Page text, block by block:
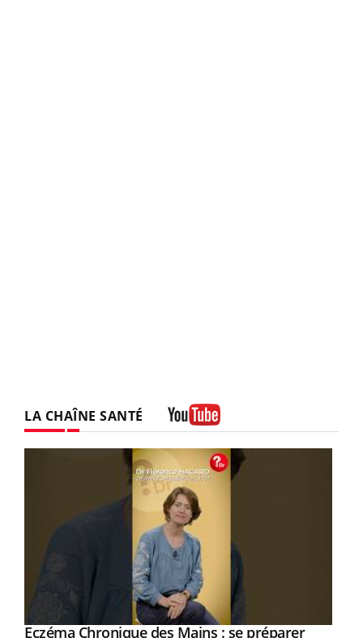
LA CHAÎNE SANTÉ
Youtube
Eczéma Chronique des Mains : se préparer